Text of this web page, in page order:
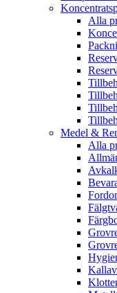
Alla
Medel &
Alla